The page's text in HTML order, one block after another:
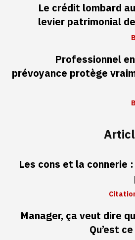
Le crédit lombard
levier patrimonial
Professionnel
prévoyance protège
Les cons et la connerie
Manager, ça veut dire
Qu’est